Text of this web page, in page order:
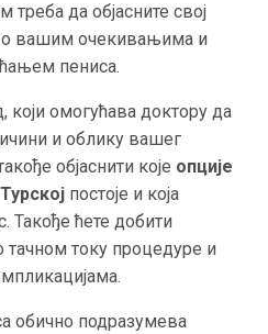
да објасните свој
о вашим очекивањима и
пениса.
омогућава доктору да
и облику вашег
објаснити које опције
постоје и која
Такође ћете добити
току процедуре и
обично подразумева